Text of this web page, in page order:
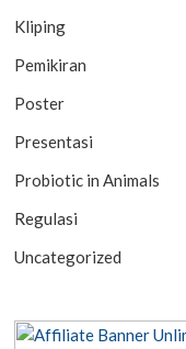
Kliping
Pemikiran
Poster
Presentasi
Probiotic in Animals
Regulasi
Uncategorized